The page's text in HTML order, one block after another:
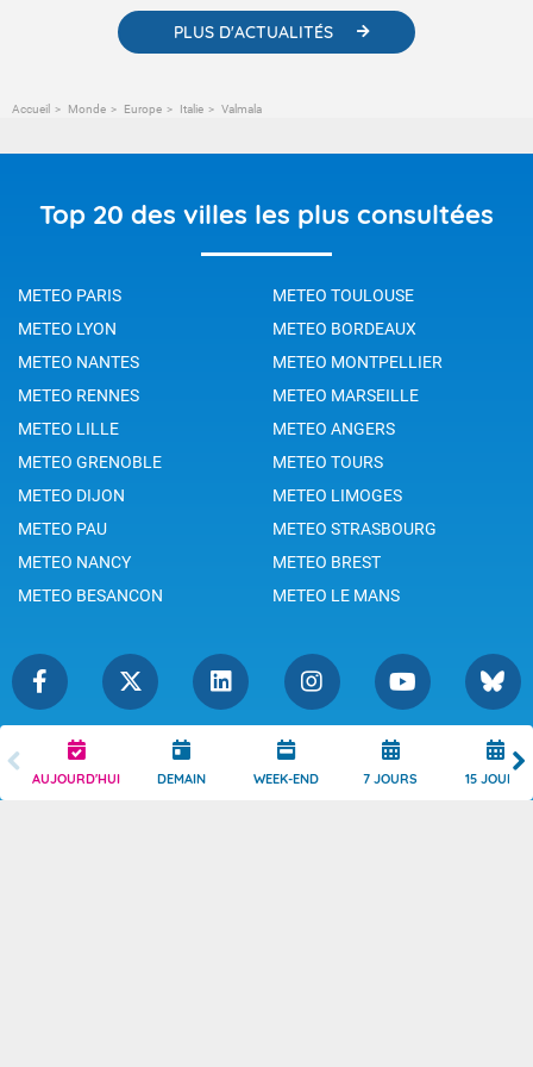
AUJOURD'HUI DEMAIN WEEK-END 7 JOURS 15 JOURS
PLUS D'ACTUALITÉS
Accueil Monde Europe Italie Valmala
Top 20 des villes les plus consultées
METEO PARIS
METEO TOULOUSE
METEO LYON
METEO BORDEAUX
METEO NANTES
METEO MONTPELLIER
METEO RENNES
METEO MARSEILLE
METEO LILLE
METEO ANGERS
METEO GRENOBLE
METEO TOURS
METEO DIJON
METEO LIMOGES
METEO PAU
METEO STRASBOURG
METEO NANCY
METEO BREST
METEO BESANCON
METEO LE MANS